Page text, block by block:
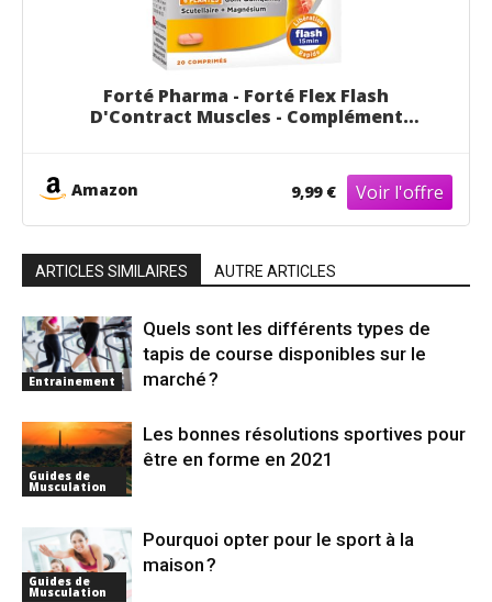
Forté Pharma - Forté Flex Flash
D'Contract Muscles - Complément
Magnésium Sureau Prêle - 20 comprimés,
Amazon 9,99 €
ARTICLES SIMILAIRES AUTRE ARTICLES
Entrainement
Quels sont les différents types de
tapis de course disponibles sur le
marché ?
Guides de
Musculation
Les bonnes résolutions sportives pour
être en forme en 2021
Guides de
Musculation
Pourquoi opter pour le sport à la
maison ?